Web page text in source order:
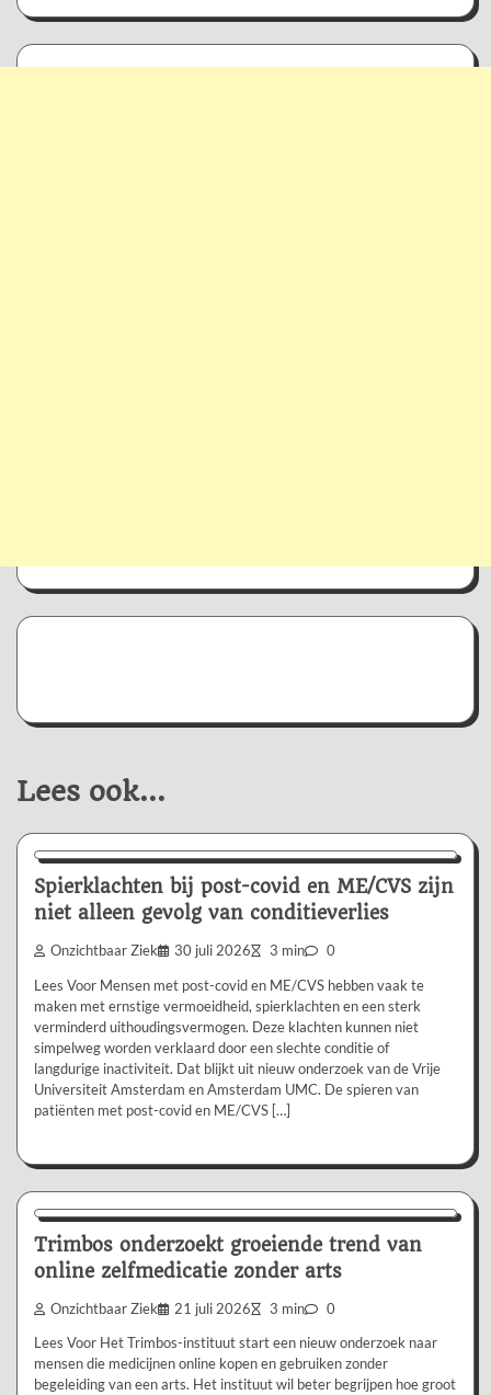
Lees ook...
Nieuws/Informatie
Spierklachten bij post-covid en ME/CVS zijn
niet alleen gevolg van conditieverlies
Onzichtbaar Ziek 30 juli 2026 3 min 0
Lees Voor Mensen met post-covid en ME/CVS hebben vaak te
maken met ernstige vermoeidheid, spierklachten en een sterk
verminderd uithoudingsvermogen. Deze klachten kunnen niet
simpelweg worden verklaard door een slechte conditie of
langdurige inactiviteit. Dat blijkt uit nieuw onderzoek van de Vrije
Universiteit Amsterdam en Amsterdam UMC. De spieren van
patiënten met post-covid en ME/CVS […]
Nieuws/Informatie
Trimbos onderzoekt groeiende trend van
online zelfmedicatie zonder arts
Onzichtbaar Ziek 21 juli 2026 3 min 0
Lees Voor Het Trimbos-instituut start een nieuw onderzoek naar
mensen die medicijnen online kopen en gebruiken zonder
begeleiding van een arts. Het instituut wil beter begrijpen hoe groot